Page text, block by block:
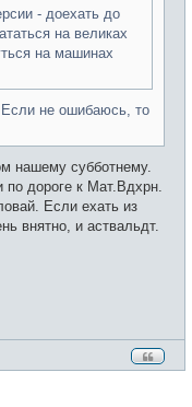
- доехать до
на великах
на машинах
не ошибаюсь, то
нашему субботнему.
дороге к Мат.Вдхрн.
Если ехать из
внятно, и аствальдт.